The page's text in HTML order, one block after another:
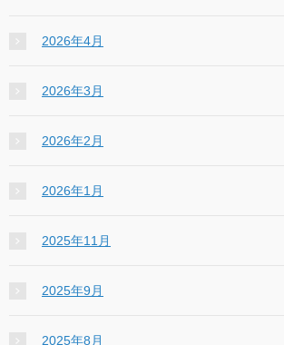
2026年4月
2026年3月
2026年2月
2026年1月
2025年11月
2025年9月
2025年8月